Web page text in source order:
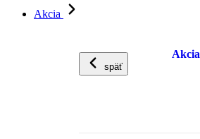
Akcia
späť
Akcia